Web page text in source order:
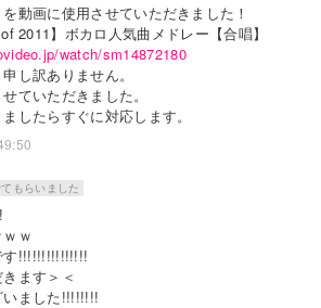
動画に使用させていただきました！
2011】ボカロ人気曲メドレー【合唱】
watch/sm14872180
し訳ありません。
ていただきました。
したらすぐに対応します。
もらいました
ｗ
す!!!!!!!!!!!!!!!
ます＞＜
いました!!!!!!!!